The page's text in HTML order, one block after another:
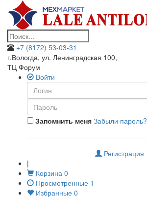
+7 (8172) 53-03-31
г.Вологда, ул. Ленинградская 100,
ТЦ Форум
Войти
Запомнить меня Забыли пароль?
Регистрация
|
Корзина 0
Просмотренные 1
Избранные 0